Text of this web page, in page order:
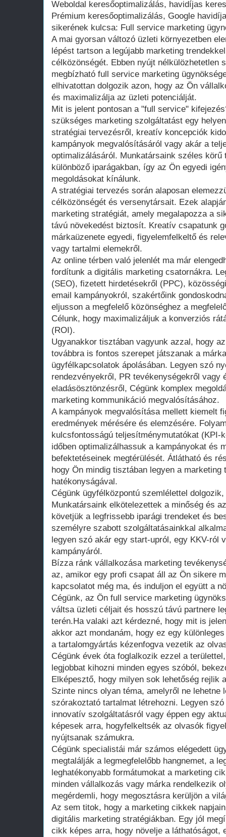
Weboldal keresőoptimalizálás, havidíjas
Prémium keresőoptimalizálás, Google
sikerének kulcsa: Full service marketing
A mai gyorsan változó üzleti környezetben
lépést tartson a legújabb marketing
célközönségét. Ebben nyújt nélkülözhetetlen
megbízható full service marketing
elhivatottan dolgozik azon, hogy az Ön
és maximalizálja az üzleti potenciálját.
Mit is jelent pontosan a "full service"
szükséges marketing szolgáltatást egy
stratégiai tervezésről, kreatív koncepciók
kampányok megvalósításáról vagy akár a
optimalizálásáról. Munkatársaink széles körű
különböző iparágakban, így az Ön egyedi
megoldásokat kínálunk.
A stratégiai tervezés során alaposan
célközönségét és versenytársait. Ezek
marketing stratégiát, amely megalapozza a
távú növekedést biztosít. Kreatív csapatunk
márkaüzenete egyedi, figyelemfelkeltő és
vagy tartalmi elemekről.
Az online térben való jelenlét ma már
fordítunk a digitális marketing csatornákra.
(SEO), fizetett hirdetésekről (PPC),
email kampányokról, szakértőink
eljusson a megfelelő közönséghez a
Célunk, hogy maximalizáljuk a konverziós
(ROI).
Ugyanakkor tisztában vagyunk azzal, hogy
továbbra is fontos szerepet játszanak a
ügyfélkapcsolatok ápolásában. Legyen szó
rendezvényekről, PR tevékenységekről vagy
eladásösztönzésről, Cégünk komplex
marketing kommunikáció megvalósításához.
A kampányok megvalósítása mellett kiemelt
eredmények mérésére és elemzésére.
kulcsfontosságú teljesítménymutatókat (KPI-
időben optimalizálhassuk a kampányokat és
befektetéseinek megtérülését. Átlátható és
hogy Ön mindig tisztában legyen a marketing
hatékonyságával.
Cégünk ügyfélközpontú szemlélettel
Munkatársaink elkötelezettek a minőség és
követjük a legfrissebb iparági trendeket és
személyre szabott szolgáltatásainkkal
legyen szó akár egy start-upról, egy KKV-ról
kampányáról.
Bízza ránk vállalkozása marketing
az, amikor egy profi csapat áll az Ön sikere
kapcsolatot még ma, és induljon el együtt a
Cégünk, az Ön full service marketing
váltsa üzleti céljait és hosszú távú partnere
terén.Ha valaki azt kérdezné, hogy mit is
akkor azt mondanám, hogy ez egy
a tartalomgyártás kézenfogva vezetik az
Cégünk évek óta foglalkozik ezzel a
legjobbat kihozni minden egyes szóból,
Elképesztő, hogy milyen sok lehetőség rejlik
Szinte nincs olyan téma, amelyről ne lehetne
szórakoztató tartalmat létrehozni. Legyen
innovatív szolgáltatásról vagy éppen egy
képesek arra, hogyfelkeltsék az olvasók
nyújtsanak számukra.
Cégünk specialistái már számos elégedett
megtalálják a legmegfelelőbb hangnemet, a
leghatékonyabb formátumokat a marketing
minden vállalkozás vagy márka rendelkezik
megérdemli, hogy megosztásra kerüljön a
Az sem titok, hogy a marketing cikkek
digitális marketing stratégiákban. Egy jól
cikk képes arra, hogy növelje a láthatóságot,